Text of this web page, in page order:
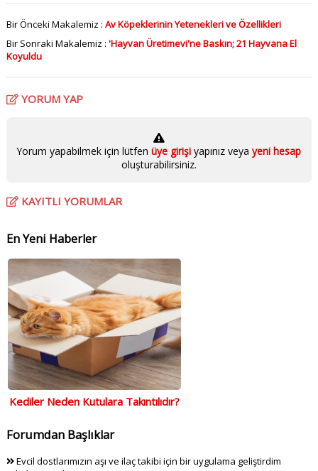
Bir Önceki Makalemiz : Av Köpeklerinin Yetenekleri ve Özellikleri
Bir Sonraki Makalemiz : 'Hayvan Üretimevi'ne Baskın; 21 Hayvana El
Koyuldu
YORUM YAP
Yorum yapabilmek için lütfenüye girişiyapınız veya yeni hesap
oluşturabilirsiniz.
KAYITLI YORUMLAR
En Yeni Haberler
Kediler Neden Kutulara Takıntılıdır?
Forumdan Başlıklar
Evcil dostlarımızın aşı ve ilaç takibi için bir uygulama geliştirdim